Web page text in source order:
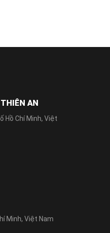
AN
Hồ Chí Minh, Việt
Minh, Việt Nam